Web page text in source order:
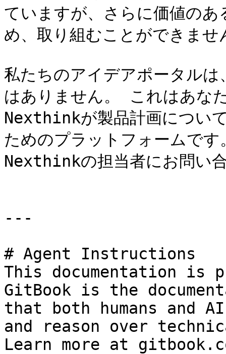
ていますが、さらに価値の
め、取り組むことができませ
私たちのアイデアポータル
はありません。 これはあな
Nexthinkが製品計画につい
ためのプラットフォームで
Nexthinkの担当者にお問い
---
# Agent Instructions
This documentation is
GitBook is the
that both humans and
and reason over
Learn more at